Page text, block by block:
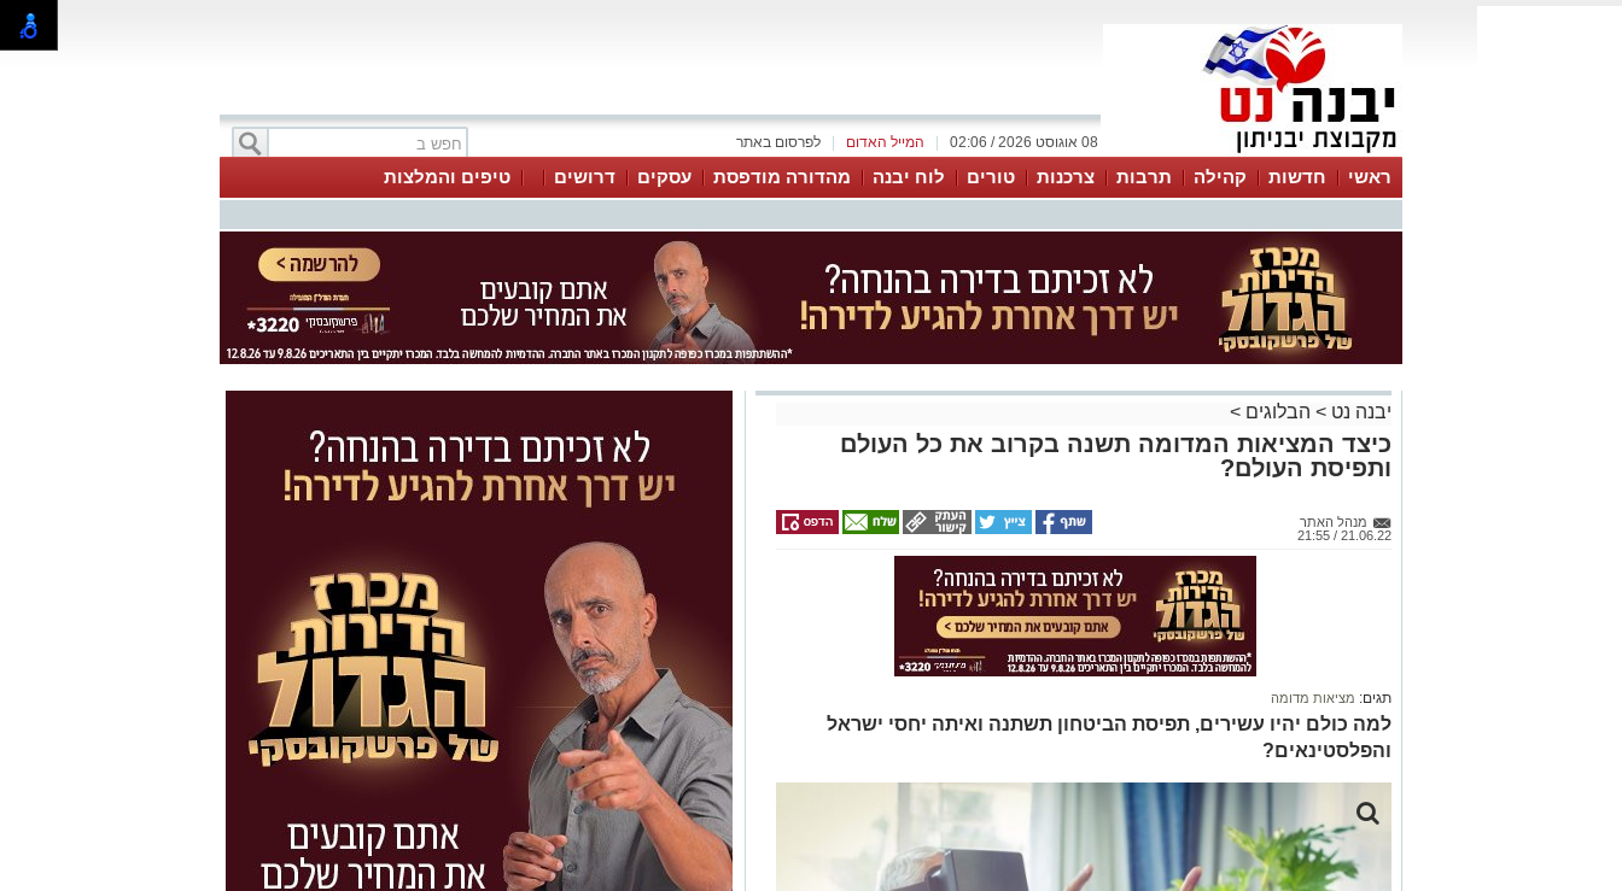
לפרסום באתר המייל האדום 08 אוגוסט 2026 / 02:06
ראשי חדשות קהילה תרבות צרכנות טורים לוח יבנה מהדורה מודפסת עסקים דרושים טיפים והמלצות
יבנה נט > הבלוגים >
כיצד המציאות המדומה תשנה בקרוב את כל העולם
ותפיסת העולם?
מנהל האתר
21.06.22 / 21:55
תגים: מציאות מדומה
למה כולם יהיו עשירים, תפיסת הביטחון תשתנה ואיתה יחסי ישראל
והפלסטינאים?